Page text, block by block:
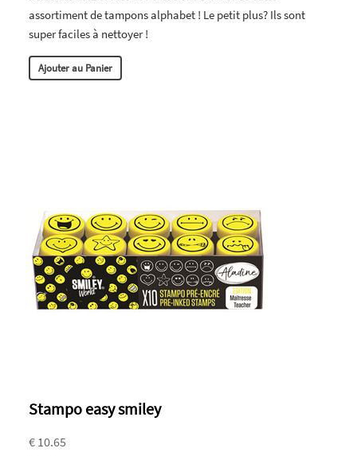
assortiment de tampons alphabet ! Le petit plus? Ils sont
super faciles à nettoyer !
Ajouter au Panier
Stampo easy smiley
€ 10.65